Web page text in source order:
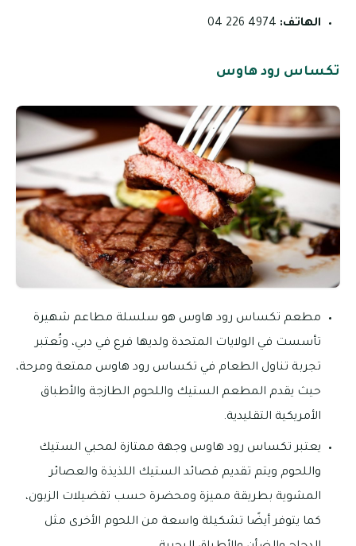
الهاتف:
تكساس رود هاوس
مطعم تكساس رود هاوس هو سلسلة مطاعم شهيرة
تأسست في الولايات المتحدة ولديها فرع في دبي، وتُعتبر
تجربة تناول الطعام في تكساس رود هاوس ممتعة ومرحة،
حيث يقدم المطعم الستيك واللحوم الطازجة والأطباق
الأمريكية التقليدية.
يعتبر تكساس رود هاوس وجهة ممتازة لمحبي الستيك
واللحوم ويتم تقديم قصائد الستيك اللذيذة والعصائر
المشوية بطريقة مميزة ومحضرة حسب تفضيلات الزبون،
كما يتوفر أيضًا تشكيلة واسعة من اللحوم الأخرى مثل